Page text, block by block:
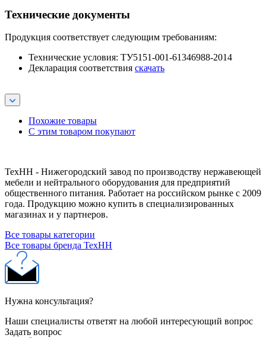
Технические документы
Продукция соответствует следующим требованиям:
Технические условия: ТУ5151-001-61346988-2014
Декларация соответствия скачать
Похожие товары
С этим товаром покупают
ТехНН - Нижегородский завод по производству нержавеющей
мебели и нейтрального оборудования для предприятий
общественного питания. Работает на российском рынке с 2009
года. Продукцию можно купить в специализированных
магазинах и у партнеров.
Все товары категории
Все товары бренда ТехНН
Нужна консультация?
Наши специалисты ответят на любой интересующий вопрос
Задать вопрос